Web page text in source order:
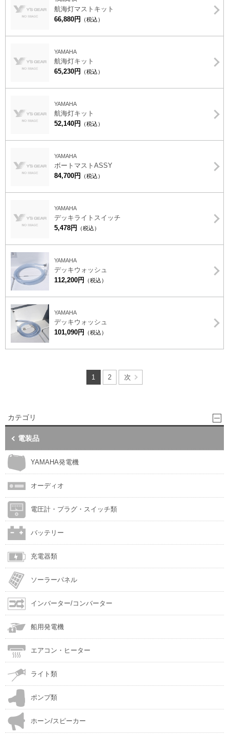
航海灯マストキット
66,880円
（税込）
YAMAHA
航海灯キット
65,230円
（税込）
YAMAHA
航海灯キット
52,140円
（税込）
YAMAHA
ボートマストASSY
84,700円
（税込）
YAMAHA
デッキライトスイッチ
5,478円
（税込）
YAMAHA
デッキウォッシュ
112,200円
（税込）
YAMAHA
デッキウォッシュ
101,090円
（税込）
1 2 次
カテゴリ
電装品
YAMAHA発電機
オーディオ
電圧計・プラグ・スイッチ類
バッテリー
充電器類
ソーラーパネル
インバーター/コンバーター
船用発電機
エアコン・ヒーター
ライト類
ポンプ類
ホーン/スピーカー